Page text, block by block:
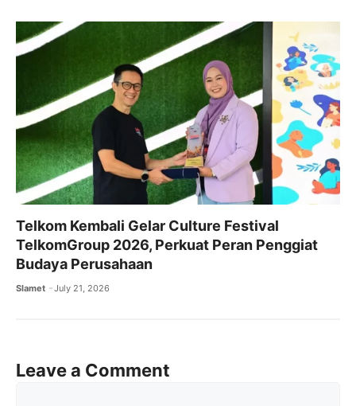
Telkom Kembali Gelar Culture Festival
TelkomGroup 2026, Perkuat Peran Penggiat
Budaya Perusahaan
Slamet July 21, 2026
Leave a Comment